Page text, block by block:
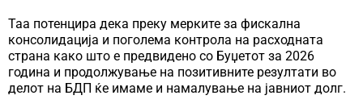
Таа потенцира дека преку мерките за фискална
консолидација и поголема контрола на расходната
страна како што е предвидено со Буџетот за 2026
година и продолжување на позитивните резултати во
делот на БДП ќе имаме и намалување на јавниот долг.